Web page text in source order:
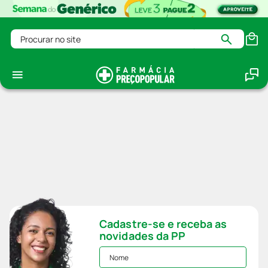
Procurar no site
Cadastre-se e receba as
novidades da PP